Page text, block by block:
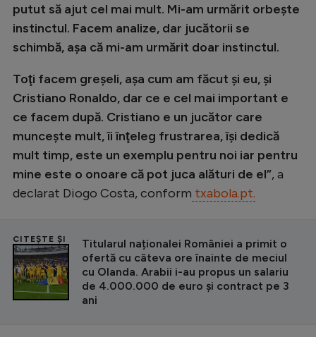
Creează cont
putut să ajut cel mai mult. Mi-am urmărit orbeşte
instinctul. Facem analize, dar jucătorii se
schimbă, aşa că mi-am urmărit doar instinctul.
Toţi facem greşeli, aşa cum am făcut şi eu, şi
Cristiano Ronaldo, dar ce e cel mai important e
ce facem după. Cristiano e un jucător care
munceşte mult, îi înţeleg frustrarea, îşi dedică
mult timp, este un exemplu pentru noi iar pentru
mine este o onoare că pot juca alături de el”, a
declarat Diogo Costa, conform txabola.pt.
CITEȘTE ȘI
Titularul naționalei României a primit o
ofertă cu câteva ore înainte de meciul
cu Olanda. Arabii i-au propus un salariu
de 4.000.000 de euro și contract pe 3
ani